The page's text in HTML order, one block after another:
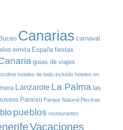
Buceo Canarias carnaval
ermita España fiestas
guias de viajes
hoteles de todo incluído hoteles en
Lanzarote La Palma las
Paraíso Parque Natural Piscinas
pueblos restaurantes
Vacaciones